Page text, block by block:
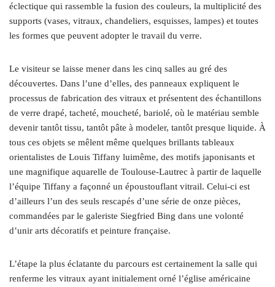
éclectique qui rassemble la fusion des couleurs, la multiplicité des
supports (vases, vitraux, chandeliers, esquisses, lampes) et toutes
les formes que peuvent adopter le travail du verre.
Le visiteur se laisse mener dans les cinq salles au gré des
découvertes. Dans l’une d’elles, des panneaux expliquent le
processus de fabrication des vitraux et présentent des échantillons
de verre drapé, tacheté, moucheté, bariolé, où le matériau semble
devenir tantôt tissu, tantôt pâte à modeler, tantôt presque liquide. À
tous ces objets se mêlent même quelques brillants tableaux
orientalistes de Louis Tiffany luimême, des motifs japonisants et
une magnifique aquarelle de Toulouse-Lautrec à partir de laquelle
l’équipe Tiffany a façonné un époustouflant vitrail. Celui-ci est
d’ailleurs l’un des seuls rescapés d’une série de onze pièces,
commandées par le galeriste Siegfried Bing dans une volonté
d’unir arts décoratifs et peinture française.
L’étape la plus éclatante du parcours est certainement la salle qui
renferme les vitraux ayant initialement orné l’église américaine